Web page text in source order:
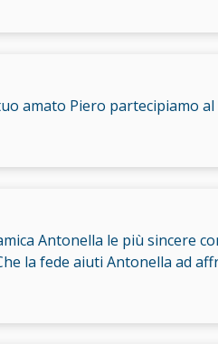
amato Piero partecipiamo
Antonella le più sincere
la fede aiuti Antonella ad